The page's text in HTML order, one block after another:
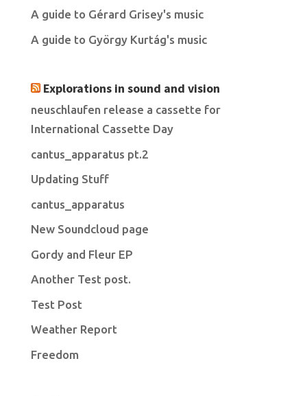
A guide to Gérard Grisey's music
A guide to György Kurtág's music
Explorations in sound and vision
neuschlaufen release a cassette for
International Cassette Day
cantus_apparatus pt.2
Updating Stuff
cantus_apparatus
New Soundcloud page
Gordy and Fleur EP
Another Test post.
Test Post
Weather Report
Freedom